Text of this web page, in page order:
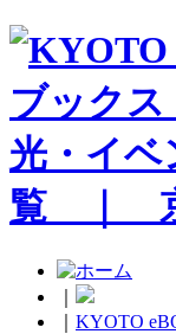
KYOTO